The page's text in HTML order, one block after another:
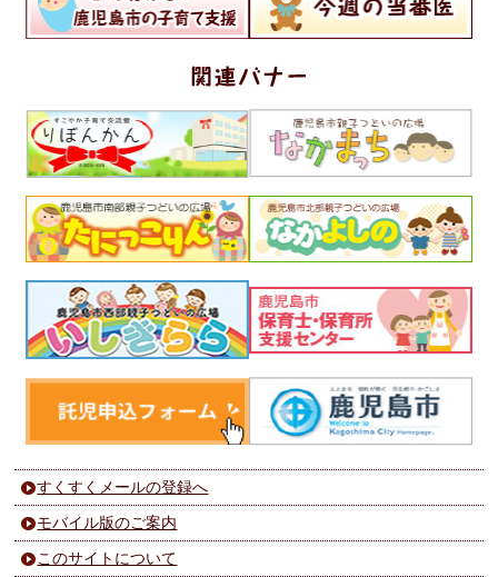
すくすくメールの登録へ
モバイル版のご案内
このサイトについて